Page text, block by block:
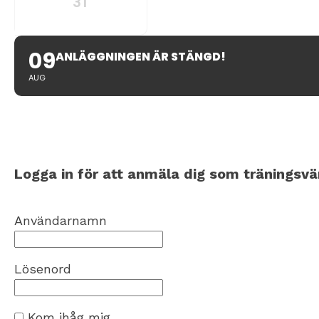
09
AUG
ANLÄGGNINGEN ÄR STÄNGD!
Logga in för att anmäla dig som
Användarnamn
Lösenord